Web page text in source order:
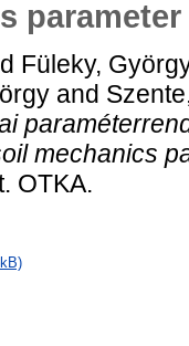
Füleky,
and
mechanics
OTKA.